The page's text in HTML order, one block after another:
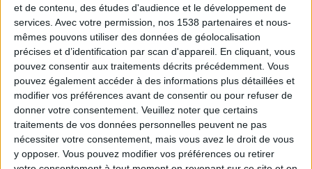
et de contenu, des études d'audience et le développement de
services. Avec votre permission, nos 1538 partenaires et nous-
mêmes pouvons utiliser des données de géolocalisation
précises et d’identification par scan d'appareil. En cliquant, vous
pouvez consentir aux traitements décrits précédemment. Vous
pouvez également accéder à des informations plus détaillées et
modifier vos préférences avant de consentir ou pour refuser de
donner votre consentement. Veuillez noter que certains
traitements de vos données personnelles peuvent ne pas
nécessiter votre consentement, mais vous avez le droit de vous
y opposer. Vous pouvez modifier vos préférences ou retirer
La règle N°1 pour maigrir : le déficit calorique